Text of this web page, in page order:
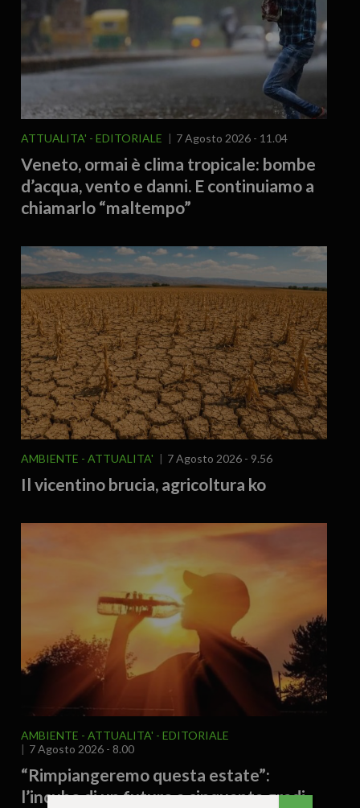
ATTUALITA' EDITORIALE 7 Agosto 2026 - 11.04
Veneto, ormai è clima tropicale: bombe
d’acqua, vento e danni. E continuiamo a
chiamarlo “maltempo”
AMBIENTE ATTUALITA' 7 Agosto 2026 - 9.56
Il vicentino brucia, agricoltura ko
AMBIENTE ATTUALITA'
EDITORIALE
7 Agosto 2026 - 8.00
“Rimpiangeremo questa estate”:
l’incubo di un futuro a cinquanta gradi